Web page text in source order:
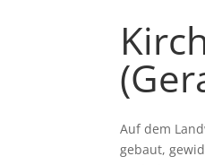
Auf dem
gebaut,